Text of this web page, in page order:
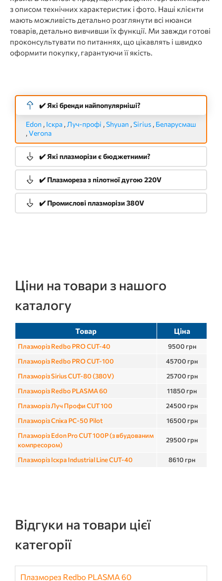
з описом технічних характеристик і фото. Наші клієнти
мають можливість детально розглянути всі нюанси
товарів, детально вивчивши їх функції. Ми завжди готові
проконсультувати по питаннях, що цікавлять і швидко
оформити покупку, гарантуючи її якість.
✔️ Які бренди найпопулярніші?
Edon , Іскра , Луч-профі ,Shyuan ,Sirius , Беларусмаш
,Verona
✔️ Які плазморізи є бюджетними?
✔️ Плазмореза з пілотної дугою 220V
✔️ Промислові плазморізи 380V
Ціни на товари з нашого
каталогу
Товар Ціна
Плазморіз Redbo PRO CUT-40 9500 грн
Плазморіз Redbo PRO CUT-100
45700 грн
Плазморіз Sirius CUT-80 (380V)
25700 грн
Плазморіз Redbo PLASMA 60
11850 грн
Плазморіз Луч Профи CUT 100
24500 грн
Плазморіз Спіка PC-50 Pilot
16500 грн
Плазморіз Edon Pro CUT 100P (з вбудованим
компресором)
29500 грн
Плазморіз Іскра Industrial Line CUT-40 8610 грн
Відгуки на товари цієї
категорії
Плазморез Redbo PLASMA 60